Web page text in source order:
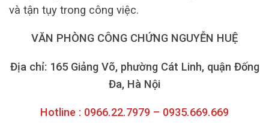
và tận tụy trong công việc.
VĂN PHÒNG CÔNG CHỨNG NGUYỄN HUỆ
Địa chỉ: 165 Giảng Võ, phường Cát Linh, quận Đống
Đa, Hà Nội
Hotline : 0966.22.7979 – 0935.669.669